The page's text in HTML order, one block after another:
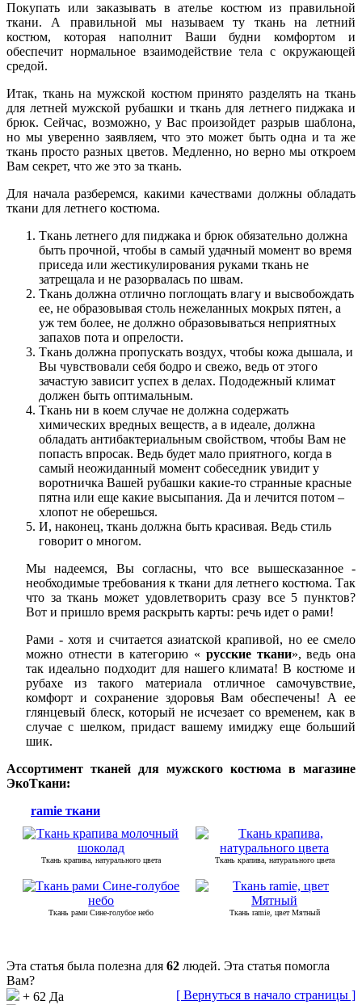
Покупать или заказывать в ателье костюм из правильной
ткани. А правильной мы называем ту ткань на летний
костюм, которая наполнит Ваши будни комфортом и
обеспечит нормальное взаимодействие тела с окружающей
средой.
Итак, ткань на мужской костюм принято разделять на ткань
для летней мужской рубашки и ткань для летнего пиджака и
брюк. Сейчас, возможно, у Вас произойдет разрыв шаблона,
но мы уверенно заявляем, что это может быть одна и та же
ткань просто разных цветов. Медленно, но верно мы откроем
Вам секрет, что же это за ткань.
Для начала разберемся, какими качествами должны обладать
ткани для летнего костюма.
Ткань летнего для пиджака и брюк обязательно должна
быть прочной, чтобы в самый удачный момент во время
приседа или жестикулирования руками ткань не
затрещала и не разорвалась по швам.
Ткань должна отлично поглощать влагу и высвобождать
ее, не образовывая столь нежеланных мокрых пятен, а
уж тем более, не должно образовываться неприятных
запахов пота и опрелости.
Ткань должна пропускать воздух, чтобы кожа дышала, и
Вы чувствовали себя бодро и свежо, ведь от этого
зачастую зависит успех в делах. Пододежный климат
должен быть оптимальным.
Ткань ни в коем случае не должна содержать
химических вредных веществ, а в идеале, должна
обладать антибактериальным свойством, чтобы Вам не
попасть впросак. Ведь будет мало приятного, когда в
самый неожиданный момент собеседник увидит у
воротничка Вашей рубашки какие-то странные красные
пятна или еще какие высыпания. Да и лечится потом –
хлопот не оберешься.
И, наконец, ткань должна быть красивая. Ведь стиль
говорит о многом.
Мы надеемся, Вы согласны, что все вышесказанное -
необходимые требования к ткани для летнего костюма. Так
что за ткань может удовлетворить сразу все 5 пунктов?
Вот и пришло время раскрыть карты: речь идет о рами!
Рами - хотя и считается азиатской крапивой, но ее смело
можно отнести в категорию « русские ткани», ведь она
так идеально подходит для нашего климата! В костюме и
рубахе из такого материала отличное самочувствие,
комфорт и сохранение здоровья Вам обеспечены! А ее
глянцевый блеск, который не исчезает со временем, как в
случае с шелком, придаст вашему имиджу еще больший
шик.
Ассортимент тканей для мужского костюма в магазине
ЭкоТкани:
ramie ткани
Ткань крапива, натурального цвета Ткань крапива, натурального цвета
Ткань рами Сине-голубое небо Ткань ramie, цвет Мятный
Эта статья была полезна для 62 людей. Эта статья помогла
Вам?
+ 62 Да
[ Вернуться в начало страницы ]